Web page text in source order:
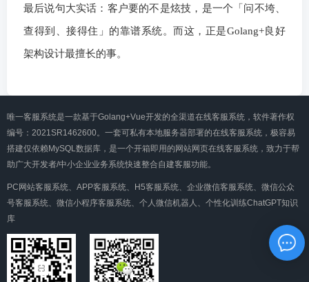
最后说句大实话：客户要的不是炫技，是一个「问不垮、
查得到、接得住」的靠谱系统。而这，正是Golang+良好
架构设计最擅长的事。
唯一客服系统是一款基于Golang+Vue开发的全渠道在线客服系统，软件著作权
编号：2021SR1462600。一套可私有本地服务器部署的在线客服系统，极容易
搭建仅依赖MySQL数据库，是一个开箱即用的网站网页在线客服系统，致力于帮
助广大开发者/中小企业业务系统快速整合自建客服功能。
PC网站客服系统、APP客服系统、H5客服系统、企业微信客服系统、微信公众
号客服系统、微信小程序客服系统、个人微信机器人、个性化训练ChatGPT知识
库